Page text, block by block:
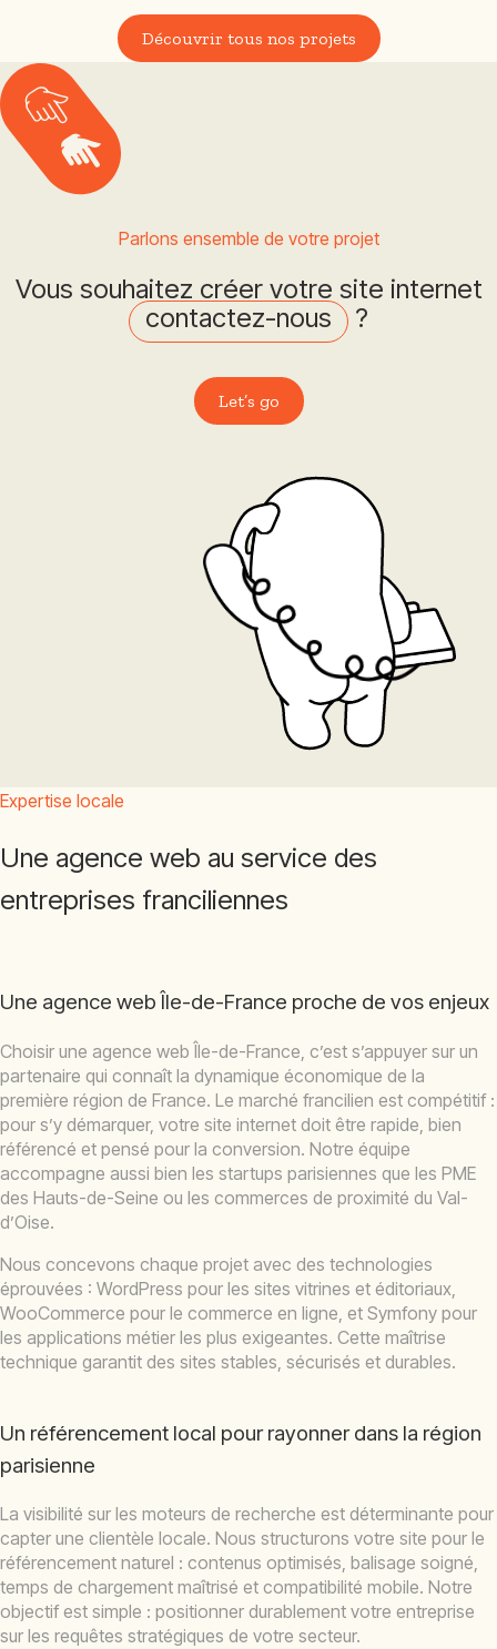
Découvrir tous nos projets
Parlons ensemble de votre projet
Vous souhaitez créer votre site internet
contactez-nous
?
Let’s go
Expertise locale
Une agence web au service des
entreprises franciliennes
Une agence web Île-de-France proche de vos enjeux
Choisir une agence web Île-de-France, c’est s’appuyer sur un
partenaire qui connaît la dynamique économique de la
première région de France. Le marché francilien est compétitif :
pour s’y démarquer, votre site internet doit être rapide, bien
référencé et pensé pour la conversion. Notre équipe
accompagne aussi bien les startups parisiennes que les PME
des Hauts-de-Seine ou les commerces de proximité du Val-
d’Oise.
Nous concevons chaque projet avec des technologies
éprouvées : WordPress pour les sites vitrines et éditoriaux,
WooCommerce pour le commerce en ligne, et Symfony pour
les applications métier les plus exigeantes. Cette maîtrise
technique garantit des sites stables, sécurisés et durables.
Un référencement local pour rayonner dans la région
parisienne
La visibilité sur les moteurs de recherche est déterminante pour
capter une clientèle locale. Nous structurons votre site pour le
référencement naturel : contenus optimisés, balisage soigné,
temps de chargement maîtrisé et compatibilité mobile. Notre
objectif est simple : positionner durablement votre entreprise
sur les requêtes stratégiques de votre secteur.